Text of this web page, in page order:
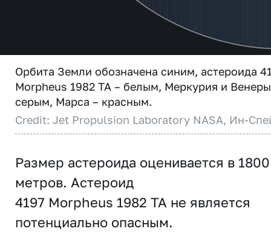
Орбита Земли обозначена синим, астероида
Morpheus 1982 TA – белым, Меркурия и
серым, Марса – красным.
Credit: Jet Propulsion Laboratory NASA, Ин-
Размер астероида оценивается в 1800
метров. Астероид
4197 Morpheus 1982 TA не является
потенциально опасным.